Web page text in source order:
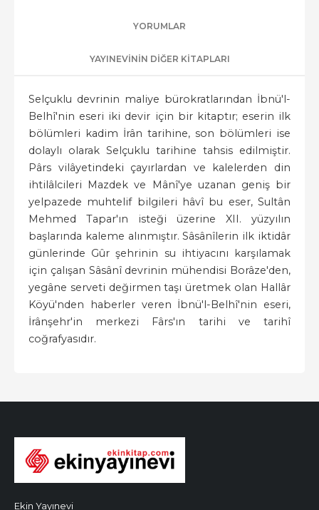
YORUMLAR
YAYINEVININ DIĞER KITAPLARI
Selçuklu devrinin maliye bürokratlarından İbnü'l-
Belhî'nin eseri iki devir için bir kitaptır; eserin ilk
bölümleri kadim İrân tarihine, son bölümleri ise
dolaylı olarak Selçuklu tarihine tahsis edilmiştir.
Pârs vilâyetindeki çayırlardan ve kalelerden din
ihtilâlcileri Mazdek ve Mânî'ye uzanan geniş bir
yelpazede muhtelif bilgileri hâvî bu eser, Sultân
Mehmed Tapar'ın isteği üzerine XII. yüzyılın
başlarında kaleme alınmıştır. Sâsânîlerin ilk iktidâr
günlerinde Gûr şehrinin su ihtiyacını karşılamak
için çalışan Sâsânî devrinin mühendisi Borâze'den,
yegâne serveti değirmen taşı üretmek olan Hallâr
Köyü'nden haberler veren İbnü'l-Belhî'nin eseri,
İrânşehr'in merkezi Fârs'ın tarihi ve tarihî
coğrafyasıdır.
Ekin Yayınevi